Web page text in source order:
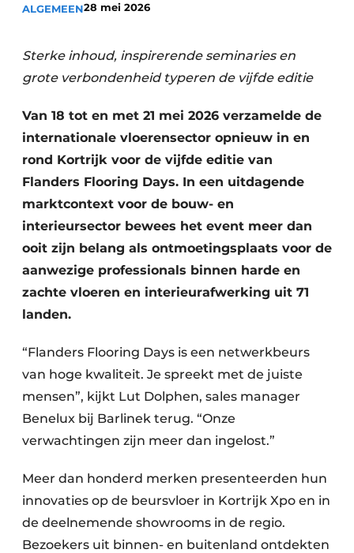
Vacatures
ALGEMEEN28 mei 2026
Sterke inhoud, inspirerende seminaries en
grote verbondenheid typeren de vijfde editie
Van 18 tot en met 21 mei 2026 verzamelde de
internationale vloerensector opnieuw in en
rond Kortrijk voor de vijfde editie van
Flanders Flooring Days. In een uitdagende
marktcontext voor de bouw- en
interieursector bewees het event meer dan
ooit zijn belang als ontmoetingsplaats voor de
aanwezige professionals binnen harde en
zachte vloeren en interieurafwerking uit 71
landen.
“Flanders Flooring Days is een netwerkbeurs
van hoge kwaliteit. Je spreekt met de juiste
mensen”, kijkt Lut Dolphen, sales manager
Benelux bij Barlinek terug. “Onze
verwachtingen zijn meer dan ingelost.”
Meer dan honderd merken presenteerden hun
innovaties op de beursvloer in Kortrijk Xpo en in
de deelnemende showrooms in de regio.
Bezoekers uit binnen- en buitenland ontdekten